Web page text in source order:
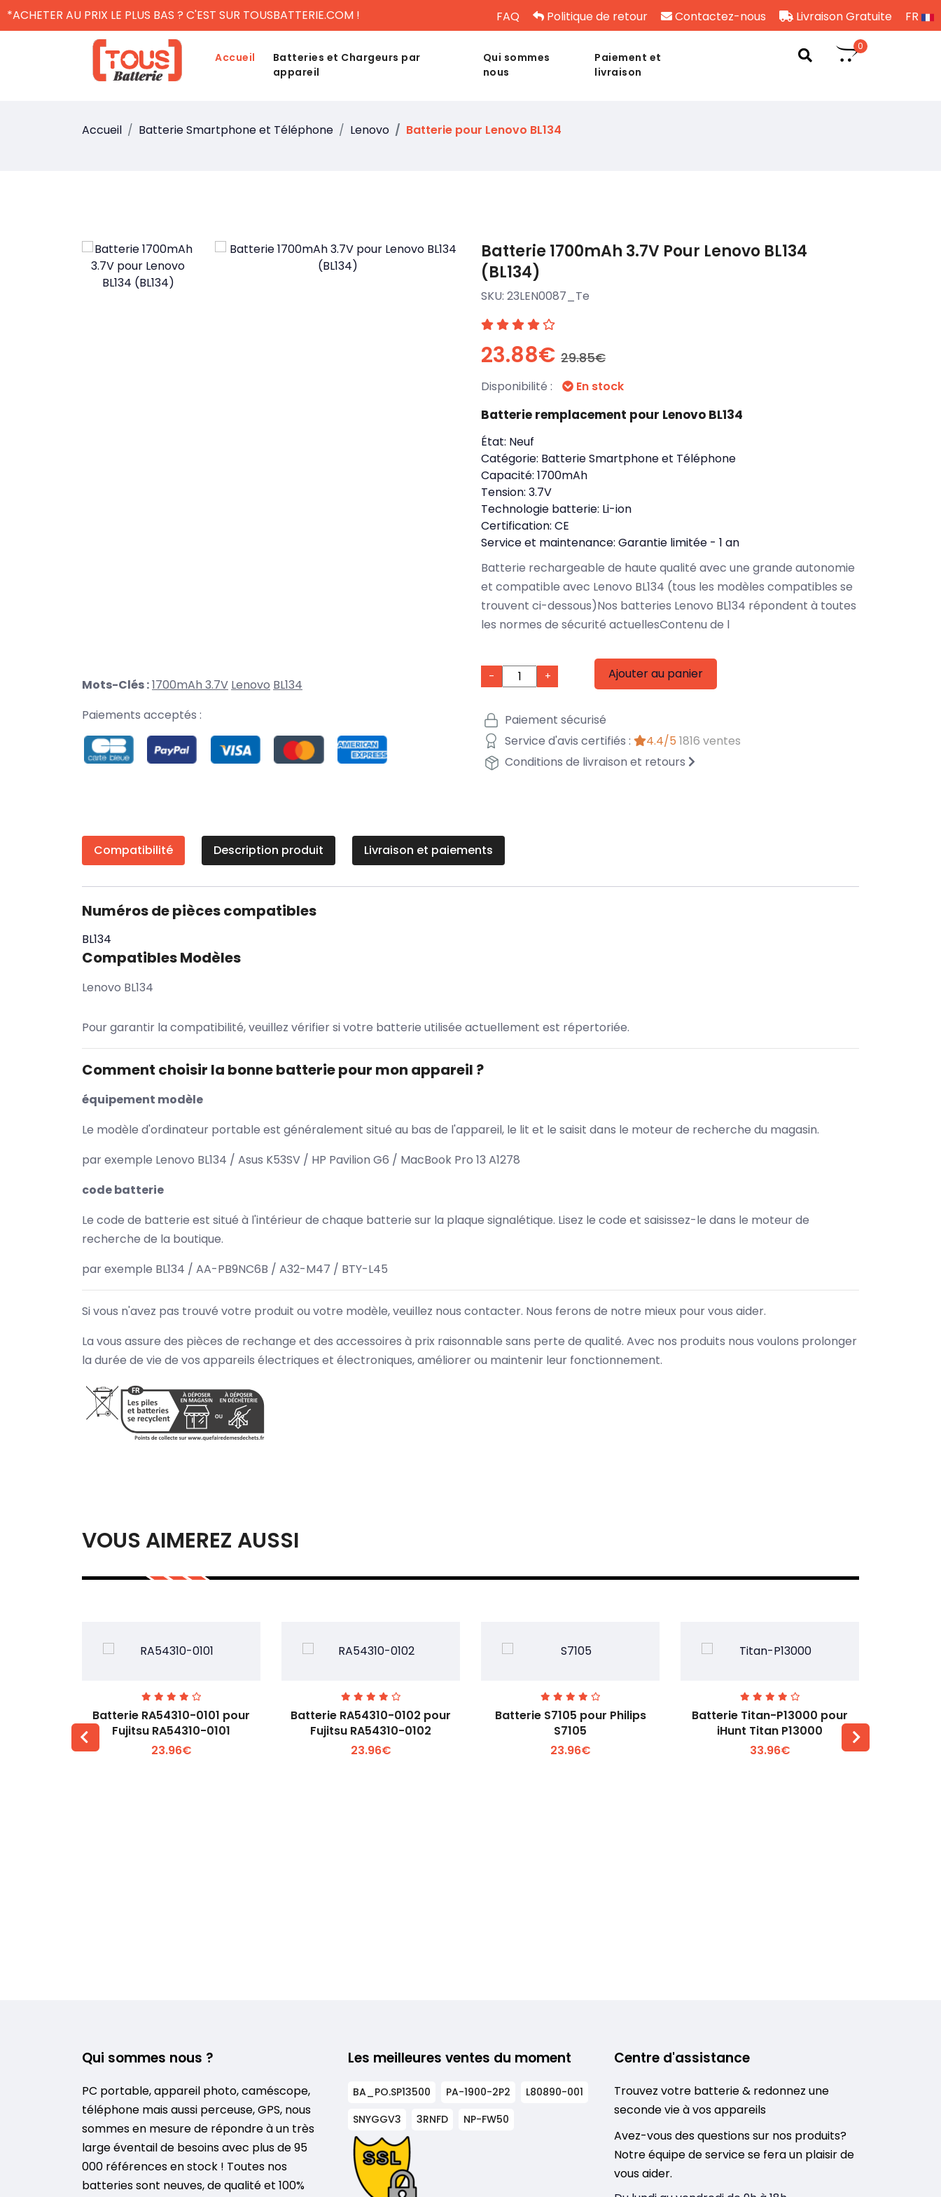
*ACHETER AU PRIX LE PLUS BAS ? C'EST SUR TOUSBATTERIE.COM ! FAQ Politique de retour Contactez-nous Livraison Gratuite FR
Accueil
Batteries et Chargeurs par
appareil
Qui sommes
nous
Paiement et
livraison
0
Accueil Batterie Smartphone et Téléphone Lenovo Batterie pour Lenovo BL134
Mots-Clés :1700mAh 3.7V Lenovo BL134
Paiements acceptés :
Batterie 1700mAh 3.7V Pour Lenovo BL134
(BL134)
SKU: 23LEN0087_Te
23.88€ 29.85€
Disponibilité : En stock
Batterie remplacement pour Lenovo BL134
État: Neuf
Catégorie: Batterie Smartphone et Téléphone
Capacité: 1700mAh
Tension: 3.7V
Technologie batterie: Li-ion
Certification: CE
Service et maintenance: Garantie limitée - 1 an
Batterie rechargeable de haute qualité avec une grande autonomie
et compatible avec Lenovo BL134 (tous les modèles compatibles se
trouvent ci-dessous)Nos batteries Lenovo BL134 répondent à toutes
les normes de sécurité actuellesContenu de l
- + Ajouter au panier
Paiement sécurisé
Service d'avis certifiés :
4.4/5 1816 ventes
Conditions de livraison et retours
Compatibilité Description produit Livraison et paiements
Numéros de pièces compatibles
BL134
Compatibles Modèles
Lenovo BL134
Pour garantir la compatibilité, veuillez vérifier si votre batterie utilisée actuellement est répertoriée.
Comment choisir la bonne batterie pour mon appareil ?
équipement modèle
Le modèle d'ordinateur portable est généralement situé au bas de l'appareil, le lit et le saisit dans le moteur de recherche du magasin.
par exemple Lenovo BL134 / Asus K53SV / HP Pavilion G6 / MacBook Pro 13 A1278
code batterie
Le code de batterie est situé à l'intérieur de chaque batterie sur la plaque signalétique. Lisez le code et saisissez-le dans le moteur de
recherche de la boutique.
par exemple BL134 / AA-PB9NC6B / A32-M47 / BTY-L45
Si vous n'avez pas trouvé votre produit ou votre modèle, veuillez nous contacter. Nous ferons de notre mieux pour vous aider.
La vous assure des pièces de rechange et des accessoires à prix raisonnable sans perte de qualité. Avec nos produits nous voulons prolonger
la durée de vie de vos appareils électriques et électroniques, améliorer ou maintenir leur fonctionnement.
VOUS AIMEREZ AUSSI
Voir plus +
Batterie RA54310-0101 pour
Fujitsu RA54310-0101
23.96€
Voir plus +
Batterie RA54310-0102 pour
Fujitsu RA54310-0102
23.96€
Voir plus +
Batterie S7105 pour Philips
S7105
23.96€
Voir plus +
Batterie Titan-P13000 pour
iHunt Titan P13000
33.96€
Qui sommes nous ?
PC portable, appareil photo, caméscope,
téléphone mais aussi perceuse, GPS, nous
sommes en mesure de répondre à un très
large éventail de besoins avec plus de 95
000 références en stock ! Toutes nos
batteries sont neuves, de qualité et 100%
Les meilleures ventes du moment
BA_PO.SP13500 PA-1900-2P2
L80890-001
SNYGGV3
3RNFD NP-FW50
Centre d'assistance
Trouvez votre batterie & redonnez une
seconde vie à vos appareils
Avez-vous des questions sur nos produits?
Notre équipe de service se fera un plaisir de
vous aider.